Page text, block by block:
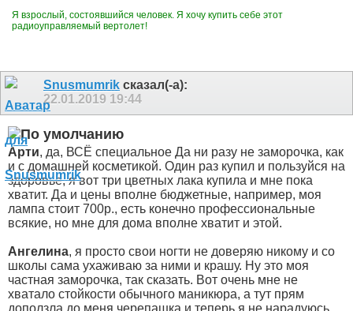
Я взрослый, состоявшийся человек. Я хочу купить себе этот
радиоуправляемый вертолет!
Snusmumrik сказал(-а):
22.01.2019 19:44
Арти, да, ВСЁ специальное Да ни разу не заморочка, как
и с домашней косметикой. Один раз купил и пользуйся на
здоровье, я вот три цветных лака купила и мне пока
хватит. Да и цены вполне бюджетные, например, моя
лампа стоит 700р., есть конечно профессиональные
всякие, но мне для дома вполне хватит и этой.
Ангелина, я просто свои ногти не доверяю никому и со
школы сама ухаживаю за ними и крашу. Ну это моя
частная заморочка, так сказать. Вот очень мне не
хватало стойкости обычного маникюра, а тут прям